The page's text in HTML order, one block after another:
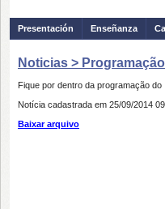
Presentación Enseñanza
Noticias >
Fique por dentro da programação
Notícia cadastrada em 25/09/2014
Baixar arquivo